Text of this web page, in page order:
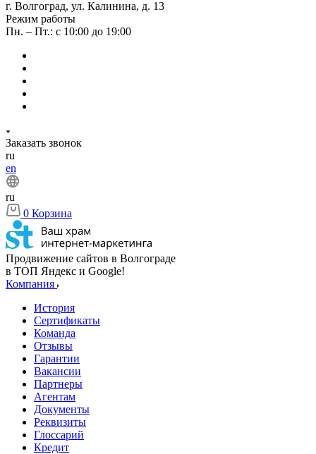
г. Волгоград, ул. Калинина, д. 13
Режим работы
Пн. – Пт.: с 10:00 до 19:00
Заказать звонок
ru
en
ru
0 Корзина
Продвижение сайтов в Волгограде
в ТОП Яндекс и Google!
Компания
История
Сертификаты
Команда
Отзывы
Гарантии
Вакансии
Партнеры
Агентам
Документы
Реквизиты
Глоссарий
Кредит